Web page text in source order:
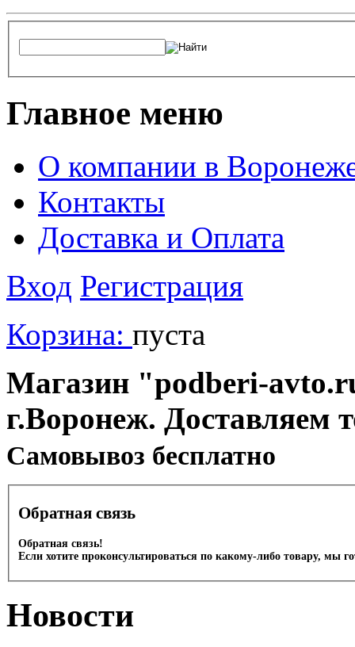
Главное меню
О компании в
Контакты
Доставка и Оплата
Вход Регистрация
Корзина: пуста
Магазин "podberi-
г.Воронеж. Доставляем
Cамовывоз бесплатно
Обратная связь
Обратная связь!
Если хотите проконсультироваться по какому-либо товару, мы
Новости